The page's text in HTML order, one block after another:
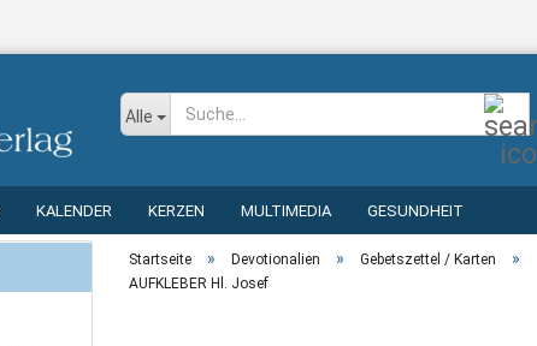
Alle
KALENDER KERZEN MULTIMEDIA GESUNDHEIT
Startseite » Devotionalien » Gebetszettel / Karten »
AUFKLEBER Hl. Josef